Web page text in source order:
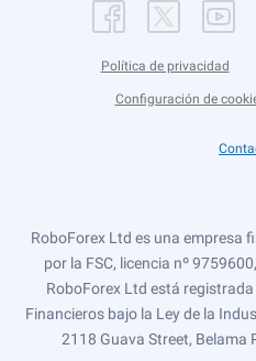
Política de privacidad
Configuración de
RoboForex Ltd es una empresa
por la FSC, licencia nº
RoboForex Ltd está
Financieros bajo la Ley de la
2118 Guava Street, Belama